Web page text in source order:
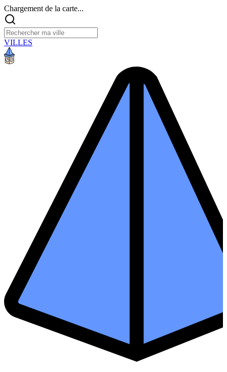
Chargement de la carte...
VILLES